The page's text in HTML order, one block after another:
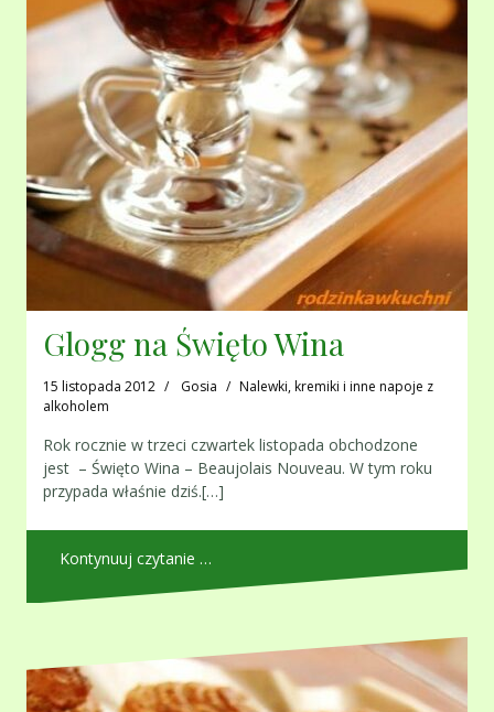
Glogg na Święto Wina
15 listopada 2012 Gosia
Nalewki, kremiki i inne napoje z
alkoholem
Rok rocznie w trzeci czwartek listopada obchodzone
jest – Święto Wina – Beaujolais Nouveau. W tym roku
przypada właśnie dziś.[…]
Kontynuuj czytanie …